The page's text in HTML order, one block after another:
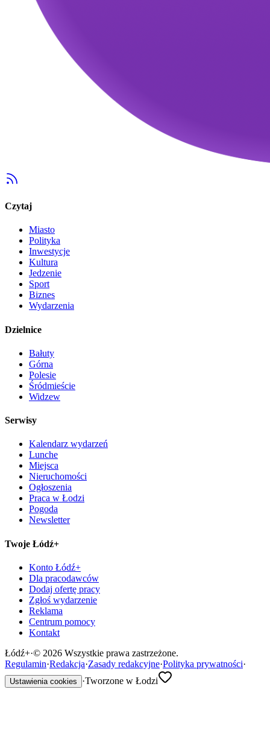
Czytaj
Miasto
Polityka
Inwestycje
Kultura
Jedzenie
Sport
Biznes
Wydarzenia
Dzielnice
Bałuty
Górna
Polesie
Śródmieście
Widzew
Serwisy
Kalendarz wydarzeń
Lunche
Miejsca
Nieruchomości
Ogłoszenia
Praca w Łodzi
Pogoda
Newsletter
Twoje Łódź+
Konto Łódź+
Dla pracodawców
Dodaj ofertę pracy
Zgłoś wydarzenie
Reklama
Centrum pomocy
Kontakt
Łódź+·© 2026 Wszystkie prawa zastrzeżone.
Regulamin·Redakcja·Zasady redakcyjne·Polityka prywatności·
Ustawienia cookies ·Tworzone w Łodzi